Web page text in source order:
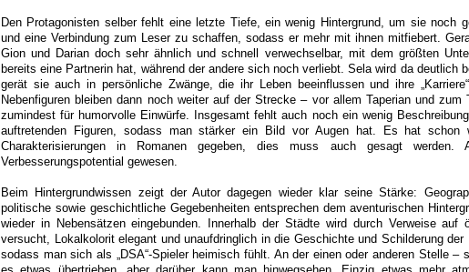
Den Protagonisten selber fehlt eine letzte Tiefe, ein wenig Hintergrund, um sie noch
und eine Verbindung zum Leser zu schaffen, sodass er mehr mit ihnen mitfiebert.
Gion und Darian doch sehr ähnlich und schnell verwechselbar, mit dem größten
bereits eine Partnerin hat, während der andere sich noch verliebt. Sela wird da deutlich
gerät sie auch in persönliche Zwänge, die ihr Leben beeinflussen und ihre
Nebenfiguren bleiben dann noch weiter auf der Strecke – vor allem Taperian und zum
zumindest für humorvolle Einwürfe. Insgesamt fehlt auch noch ein wenig
auftretenden Figuren, sodass man stärker ein Bild vor Augen hat. Es hat schon
Charakterisierungen in Romanen gegeben, dies muss auch gesagt werden.
Verbesserungspotential gewesen.
Beim Hintergrundwissen zeigt der Autor dagegen wieder klar seine Stärke:
politische sowie geschichtliche Gegebenheiten entsprechen dem aventurischen
wieder in Nebensätzen eingebunden. Innerhalb der Städte wird durch Verweise auf
versucht, Lokalkolorit elegant und unaufdringlich in die Geschichte und Schilderung der
sodass man sich als „DSA“-Spieler heimisch fühlt. An der einen oder anderen Stelle –